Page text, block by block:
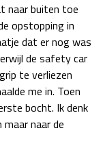
naar buiten toe
opstopping in
dat er nog was
de safety car
te verliezen
me in. Toen
bocht. Ik denk
naar de